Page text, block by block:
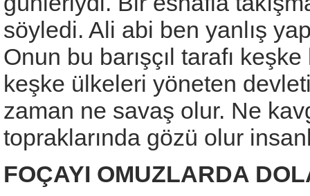
söyledi. Ali abi ben yanlış
Onun bu barışçıl tarafı
keşke ülkeleri yöneten
zaman ne savaş olur. Ne
topraklarında gözü olur
FOÇAYI OMUZLARDA